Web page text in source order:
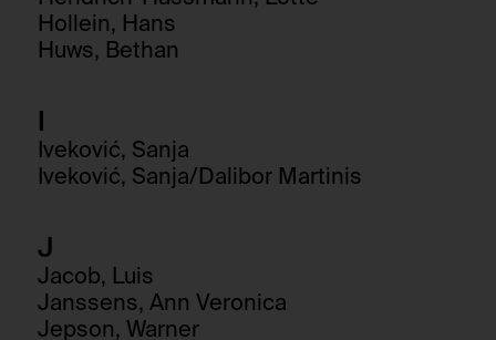
Hollein, Hans
Huws, Bethan
I
Iveković, Sanja
Iveković, Sanja/Dalibor Martinis
J
Jacob, Luis
Janssens, Ann Veronica
Jepson, Warner